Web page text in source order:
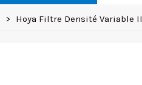
> Hoya Filtre Densité Variable